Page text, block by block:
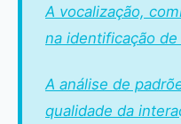
A vocalização,
na identificação
A análise de
qualidade da